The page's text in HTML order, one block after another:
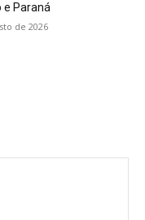
e Paraná
de 2026